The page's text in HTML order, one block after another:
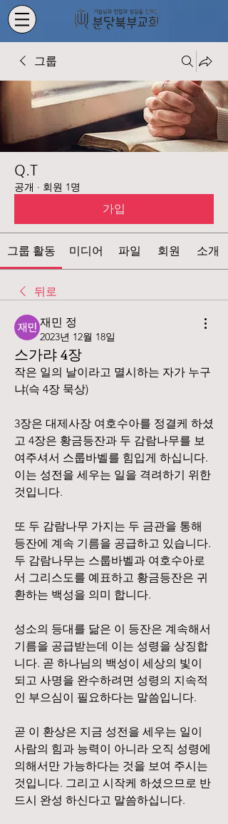
그룹
Q.T
공개 · 회원 1명
가입
그룹 활동 미디어 파일 회원 소개
뒤로
재민 정
2023년 12월 18일
스가랴 4장
작은 일의 날이라고 멸시하는 자가 누구
냐(슥 4장 묵상)
3장은 대제사장 여호수아를 정결케 하셨
고 4장은 황금등잔과 두 감람나무를 보
여주셔서 스룹바벨를 힘입게 하십니다.
이는 성전을 세우는 일을 격려하기 위한
것입니다.
또 두 감람나무 가지는 두 금관을 통해
등잔에 계속 기름을 공급하고 있습니다.
두 감람나무는 스룹바벨과 여호수아로
서 그리스도를 예표하고 황금등잔은 귀
환하는 백성을 의미 합니다.
성소의 등대를 닮은 이 등잔은 계속해서
기름을 공급받는데 이는 성령을 상징합
니다. 곧 하나님의 백성이 세상의 빛이
되고 사명을 완수하려면 성령의 지속적
인 부으심이 필요하다는 말씀입니다.
곧 이 환상은 지금 성전을 세우는 일이
사람의 힘과 능력이 아니라 오직 성령에
의해서만 가능하다는 것을 보여 주시는
것입니다. 그리고 시작케 하셨으므로 반
드시 완성 하신다고 말씀하십니다.